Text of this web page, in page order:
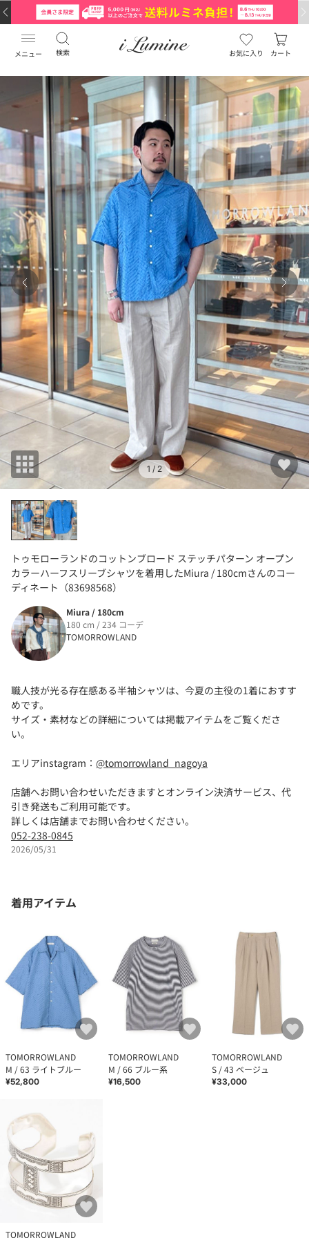
メニュー 検索 お気に入り カート
1 / 2
トゥモローランドのコットンブロード ステッチパターン オープン
カラーハーフスリーブシャツを着用したMiura / 180cmさんのコー
ディネート（83698568）
Miura / 180cm
180 cm / 234 コーデ
TOMORROWLAND
職人技が光る存在感ある半袖シャツは、今夏の主役の1着におすす
めです。
サイズ・素材などの詳細については掲載アイテムをご覧くださ
い。
エリアinstagram： @tomorrowland_nagoya
店舗へお問い合わせいただきますとオンライン決済サービス、代
引き発送もご利用可能です。
詳しくは店舗までお問い合わせください。
052-238-0845
2026/05/31
着用アイテム
TOMORROWLAND
M / 63 ライトブルー
¥52,800
TOMORROWLAND
M / 66 ブルー系
¥16,500
TOMORROWLAND
S / 43 ベージュ
¥33,000
TOMORROWLAND